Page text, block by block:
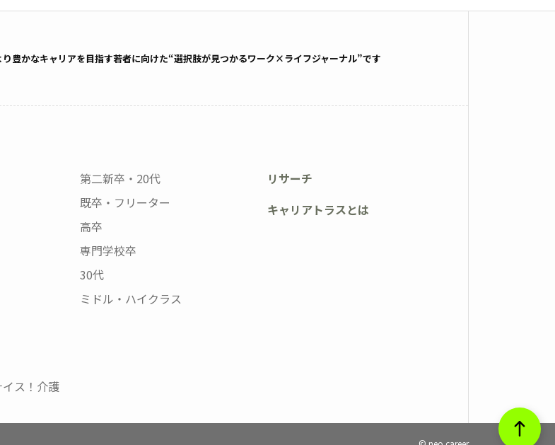
り豊かなキャリアを目指す若者に向けた“選択肢が見つかるワーク×ライフジャーナル”です
第二新卒・20代
既卒・フリーター
高卒
専門学校卒
30代
ミドル・ハイクラス
リサーチ
キャリアトラスとは
イス！介護